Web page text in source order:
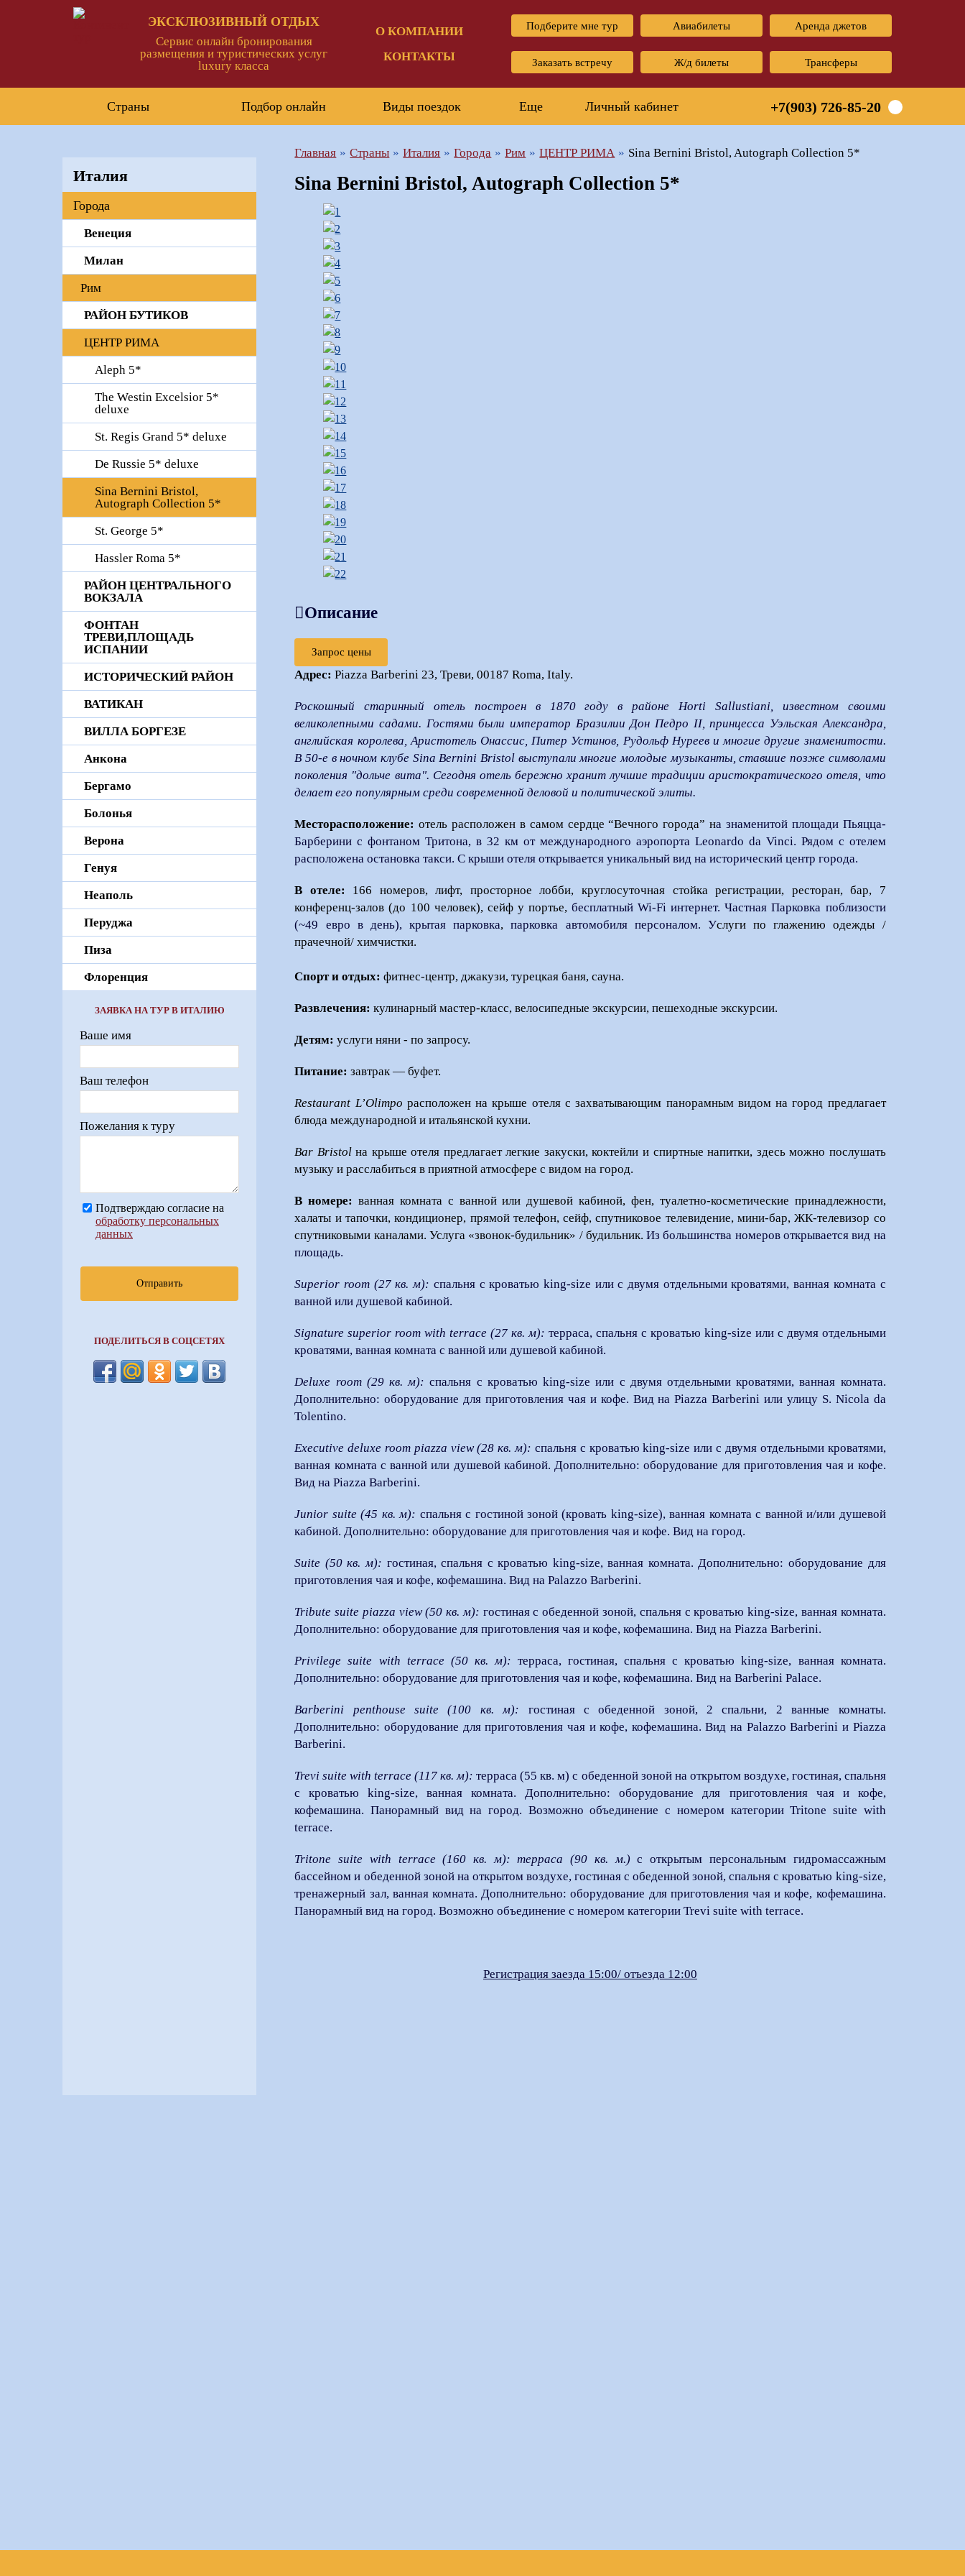
ЭКСКЛЮЗИВНЫЙ ОТДЫХ
Сервис онлайн бронирования
размещения и туристических услуг
luxury класса
О КОМПАНИИ
КОНТАКТЫ
Подберите мне тур Авиабилеты Аренда джетов
Заказать встречу Ж/д билеты Трансферы
Страны Подбор онлайн Виды поездок Еще Личный кабинет +7(903) 726-85-20
Главная Страны Италия Города Рим ЦЕНТР РИМА Sina Bernini Bristol, Autograph Collection 5*
Sina Bernini Bristol, Autograph Collection 5*
Описание
Запрос цены
Адрес: Piazza Barberini 23, Треви, 00187Roma,Italy.
Роскошный старинный отель построен в 1870 году в районе Horti Sallustiani, известном своими
великолепными садами. Гостями были император Бразилии Дон Педро II, принцесса Уэльская Александра,
английская королева, Аристотель Онассис, Питер Устинов, Рудольф Нуреев и многие другие знаменитости.
В 50-е в ночном клубе Sina Bernini Bristol выступали многие молодые музыканты, ставшие позже символами
поколения "дольче вита". Сегодня отель бережно хранит лучшие традиции аристократического отеля, что
делает его популярным среди современной деловой и политической элиты.
Месторасположение: отель расположен в самом сердце “Вечного города” на знаменитой площади Пьяцца-
Барберини c фонтаном Тритона, в 32 км от международного аэропорта Leonardo da Vinci. Рядом с отелем
расположена остановка такси. С крыши отеля открывается уникальный вид на исторический центр города.
В отеле: 166 номеров, лифт, просторное лобби, круглосуточная стойка регистрации, ресторан, бар, 7
конференц-залов (до 100 человек), сейф у портье,бесплатный Wi-Fi интернет. Частная Парковка поблизости
(~49 евро в день), крытая парковка,парковка автомобиля персоналом. Услуги по глажению одежды /
прачечной/ химчистки.
Спорт и отдых: фитнес-центр,джакузи, турецкая баня, сауна.
Развлечения: кулинарный мастер-класс, велосипедные экскурсии, пешеходные экскурсии.
Детям: услуги няни - по запросу.
Питание: завтрак — буфет.
Restaurant L’Olimpo расположен на крыше отеля с захватывающим панорамным видом на город предлагает
блюда международной и итальянской кухни.
Bar Bristolна крыше отеля предлагает легкие закуски, коктейли и спиртные напитки, здесь можно послушать
музыку и расслабиться в приятной атмосфере с видом на город.
В номере: ванная комната с ванной или душевой кабиной, фен, туалетно-косметические принадлежности,
халаты и тапочки,кондиционер, прямой телефон, сейф, спутниковое телевидение, мини-бар, ЖК-телевизор со
спутниковыми каналами. Услуга «звонок-будильник» / будильник.Из большинства номеров открывается вид на
площадь.
Superior room (27 кв. м): спальня с кроватью king-size или с двумя отдельными кроватями, ванная комната с
ванной или душевой кабиной.
Signature superior room with terrace (27 кв. м): терраса, спальня с кроватью king-size или с двумя отдельными
кроватями, ванная комната с ванной или душевой кабиной.
Deluxe room (29 кв. м): спальня с кроватью king-size или с двумя отдельными кроватями, ванная комната.
Дополнительно: оборудование для приготовления чая и кофе. Вид на Piazza Barberini или улицу S. Nicola da
Tolentino.
Executive deluxe room piazza view (28 кв. м): спальня с кроватью king-size или с двумя отдельными кроватями,
ванная комната с ванной или душевой кабиной. Дополнительно: оборудование для приготовления чая и кофе.
Вид на Piazza Barberini.
Junior suite (45 кв. м): спальня с гостиной зоной (кровать king-size), ванная комната с ванной и/или душевой
кабиной. Дополнительно: оборудование для приготовления чая и кофе. Вид на город.
Suite (50 кв. м): гостиная, спальня с кроватью king-size, ванная комната. Дополнительно: оборудование для
приготовления чая и кофе, кофемашина. Вид на Palazzo Barberini.
Tribute suite piazza view (50 кв. м): гостиная с обеденной зоной, спальня с кроватью king-size, ванная комната.
Дополнительно: оборудование для приготовления чая и кофе, кофемашина. Вид на Piazza Barberini.
Privilege suite with terrace (50 кв. м): терраса, гостиная, спальня с кроватью king-size, ванная комната.
Дополнительно: оборудование для приготовления чая и кофе, кофемашина. Вид на Barberini Palace.
Barberini penthouse suite (100 кв. м): гостиная с обеденной зоной, 2 спальни, 2 ванные комнаты.
Дополнительно: оборудование для приготовления чая и кофе, кофемашина. Вид на Palazzo Barberini и Piazza
Barberini.
Trevi suite with terrace (117 кв. м): терраса (55 кв. м) с обеденной зоной на открытом воздухе, гостиная, спальня
с кроватью king-size, ванная комната. Дополнительно: оборудование для приготовления чая и кофе,
кофемашина. Панорамный вид на город. Возможно объединение с номером категории Tritone suite with
terrace.
Tritone suite with terrace (160 кв. м): терраса (90 кв. м.)с открытым персональным гидромассажным
бассейном и обеденной зоной на открытом воздухе, гостиная с обеденной зоной, спальня с кроватью king-size,
тренажерный зал, ванная комната. Дополнительно: оборудование для приготовления чая и кофе, кофемашина.
Панорамный вид на город. Возможно объединение с номером категории Trevi suite with terrace.
Регистрация заезда 15:00/ отъезда 12:00
Италия
Города
Венеция
Милан
Рим
РАЙОН БУТИКОВ
ЦЕНТР РИМА
Aleph 5*
The Westin Excelsior 5*
deluxe
St. Regis Grand 5* deluxe
De Russie 5* deluxe
Sina Bernini Bristol,
Autograph Collection 5*
St. George 5*
Hassler Roma 5*
РАЙОН ЦЕНТРАЛЬНОГО
ВОКЗАЛА
ФОНТАН
ТРЕВИ,ПЛОЩАДЬ
ИСПАНИИ
ИСТОРИЧЕСКИЙ РАЙОН
ВАТИКАН
ВИЛЛА БОРГЕЗЕ
Анкона
Бергамо
Болонья
Верона
Генуя
Неаполь
Перуджа
Пиза
Флоренция
ЗАЯВКА НА ТУР В ИТАЛИЮ
Ваше имя
Ваш телефон
Пожелания к туру
Подтверждаю согласие на
обработку персональных
данных
Отправить
ПОДЕЛИТЬСЯ В СОЦСЕТЯХ